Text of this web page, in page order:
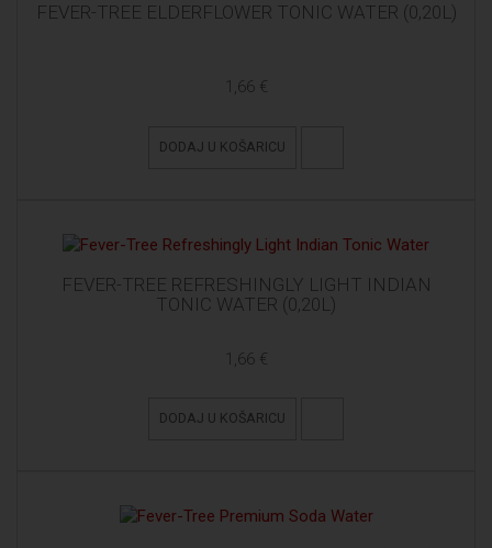
FEVER-TREE ELDERFLOWER TONIC WATER (0,20L)
1,66 €
DODAJ U KOŠARICU
FEVER-TREE REFRESHINGLY LIGHT INDIAN
TONIC WATER (0,20L)
1,66 €
DODAJ U KOŠARICU